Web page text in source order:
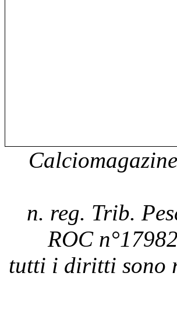
n. reg. Trib.
ROC
tutti i diritti sono